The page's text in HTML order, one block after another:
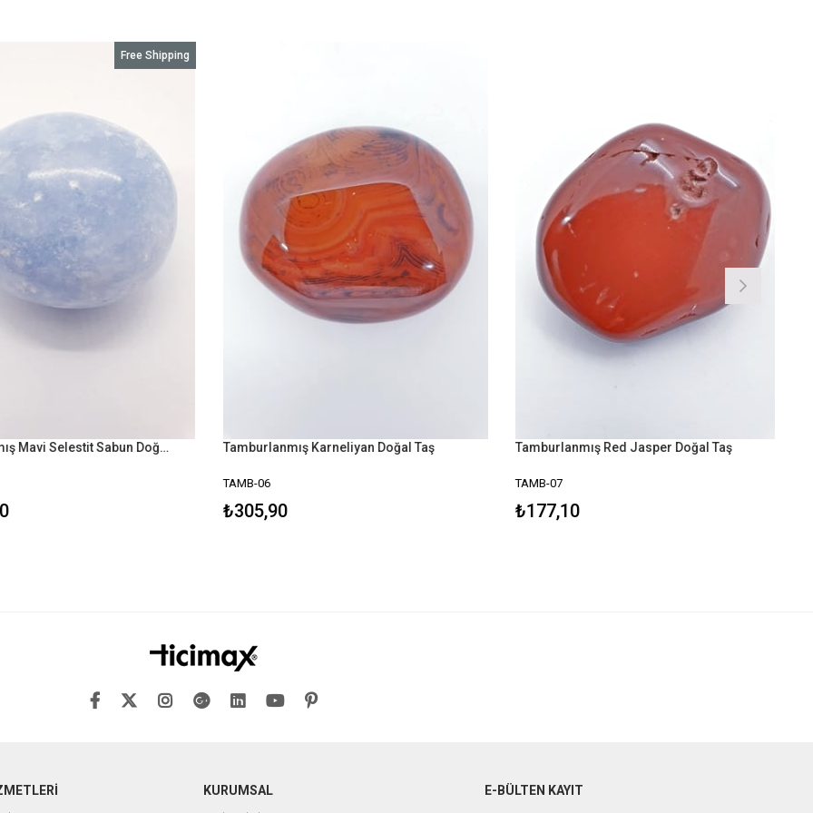
Tamburlanmış Mavi Selestit Sabun Doğal Taş
Free Shipping
Tamburlanmış Karneliyan Doğal Taş
TAMB-06
₺305,90
Tamburlanmış Red Jasper Doğal Taş
TAMB-07
₺177,10
KURUMSAL
E-BÜLTEN KAYIT